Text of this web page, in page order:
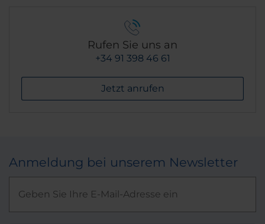
Rufen Sie uns an
+34 91 398 46 61
Jetzt anrufen
Anmeldung bei unserem Newsletter